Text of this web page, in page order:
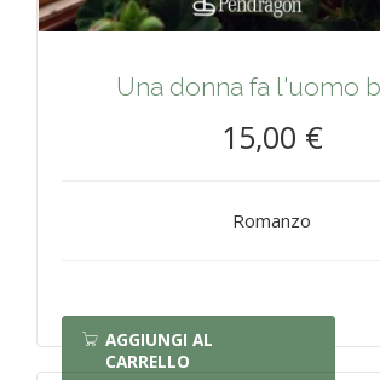
Una donna fa l'uomo
15,00 €
Romanzo
AGGIUNGI AL
CARRELLO